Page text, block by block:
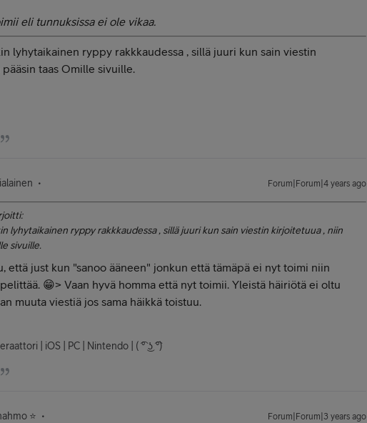
eli tunnuksissa ei ole vikaa.
lyhytaikainen ryppy rakkkaudessa , sillä juuri kun sain viestin
taas Omille sivuille.
Forum|Forum|4 years ago
lyhytaikainen ryppy rakkkaudessa , sillä juuri kun sain viestin kirjoitetuua , niin
sivuille.
että just kun "sanoo ääneen" jonkun että tämäpä ei nyt toimi niin
😁> Vaan hyvä homma että nyt toimii. Yleistä häiriötä ei oltu
muuta viestiä jos sama häikkä toistuu.
| iOS | PC | Nintendo | ( ͡° ͜ʖ ͡°)
⭐️ Forum|Forum|3 years ago